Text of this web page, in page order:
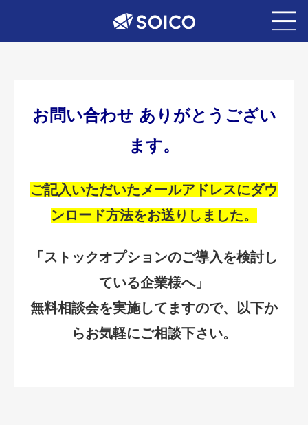
お問い合わせ ありがとうござい
ます。
ご記入いただいたメールアドレスにダウ
ンロード方法をお送りしました。
「ストックオプションのご導入を検討し
ている企業様へ」
無料相談会を実施してますので、以下か
らお気軽にご相談下さい。